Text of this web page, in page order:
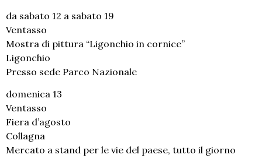
da sabato 12 a sabato 19
Ventasso
Mostra di pittura “Ligonchio in cornice”
Ligonchio
Presso sede Parco Nazionale
domenica 13
Ventasso
Fiera d’agosto
Collagna
Mercato a stand per le vie del paese, tutto il giorno